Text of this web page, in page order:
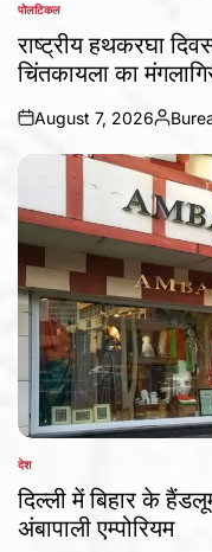
POSTED
पोलटिकल
राष्ट्रीय हथकरघा
चिंतकायला का
on
August 7, 2026
Posted
by
POSTED
IN
देश
दिल्ली में बिहार के
अंबापाली एम्पोरियम